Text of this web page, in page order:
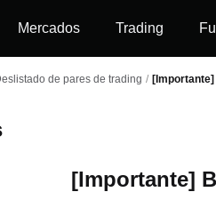
Mercados Trading
de pares de trading /
[Importante]